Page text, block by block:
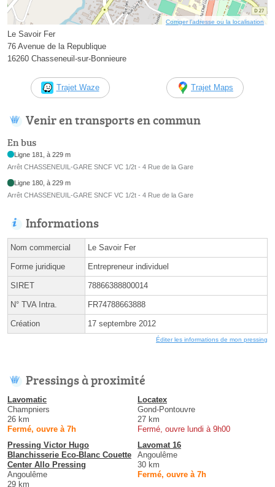
Corriger l’adresse ou la localisation
Le Savoir Fer
76 Avenue de la Republique
16260 Chasseneuil-sur-Bonnieure
Trajet Waze Trajet Maps
Venir en transports en commun
En bus
Ligne 181, à 229 m
Arrêt CHASSENEUIL-GARE SNCF VC 1/2t - 4 Rue de la Gare
Ligne 180, à 229 m
Arrêt CHASSENEUIL-GARE SNCF VC 1/2t - 4 Rue de la Gare
Informations
Nom commercial Le Savoir Fer
Forme juridique Entrepreneur individuel
SIRET 78866388800014
N° TVA Intra. FR74788663888
Création 17 septembre 2012
Éditer les informations de mon pressing
Pressings à proximité
Lavomatic
Champniers
26 km
Fermé, ouvre à 7h
Locatex
Gond-Pontouvre
27 km
Fermé, ouvre lundi à 9h00
Pressing Victor Hugo
Blanchisserie Eco-Blanc Couette
Center Allo Pressing
Angoulême
29 km
Lavomat 16
Angoulême
30 km
Fermé, ouvre à 7h